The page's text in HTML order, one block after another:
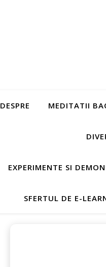
DESPRE MEDITATII
EXPERIMENTE SI
SFERTUL DE E-